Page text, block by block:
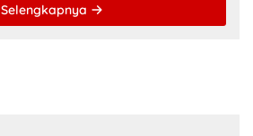
Selengkapnya